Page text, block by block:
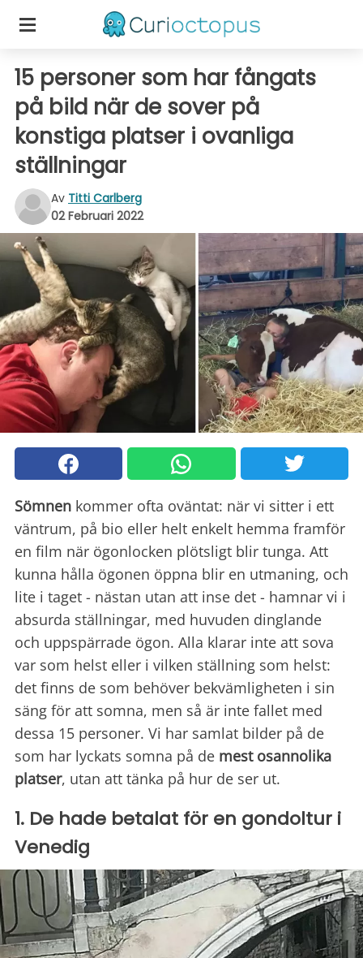
15 personer som har fångats
på bild när de sover på
konstiga platser i ovanliga
ställningar
Av Titti Carlberg
02 Februari 2022
Sömnen kommer ofta oväntat: när vi sitter i ett
väntrum, på bio eller helt enkelt hemma framför
en film när ögonlocken plötsligt blir tunga. Att
kunna hålla ögonen öppna blir en utmaning, och
lite i taget - nästan utan att inse det - hamnar vi i
absurda ställningar, med huvuden dinglande
och uppspärrade ögon. Alla klarar inte att sova
var som helst eller i vilken ställning som helst:
det finns de som behöver bekvämligheten i sin
säng för att somna, men så är inte fallet med
dessa 15 personer. Vi har samlat bilder på de
som har lyckats somna på de mest osannolika
platser, utan att tänka på hur de ser ut.
1. De hade betalat för en gondoltur i
Venedig